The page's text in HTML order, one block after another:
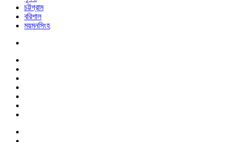
চট্টগ্রাম
বরিশাল
ময়মনসিংহ